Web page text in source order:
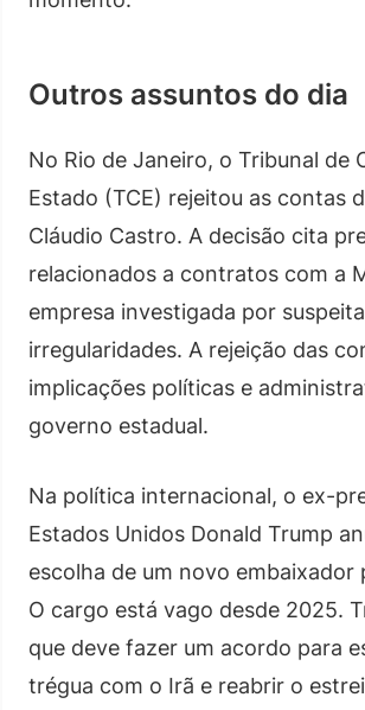
Outros assuntos do dia
No Rio de Janeiro, o Tribunal de
Estado (TCE) rejeitou as contas
Cláudio Castro. A decisão cita
relacionados a contratos com a
empresa investigada por
irregularidades. A rejeição das
implicações políticas e
governo estadual.
Na política internacional, o ex-
Estados Unidos Donald Trump
escolha de um novo embaixador
O cargo está vago desde 2025.
que deve fazer um acordo para
trégua com o Irã e reabrir o